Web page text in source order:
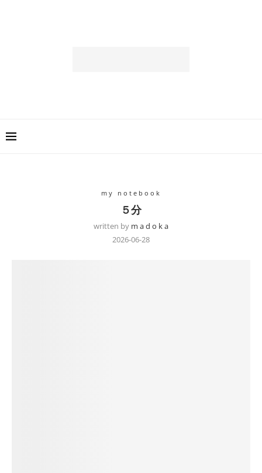
my notebook
５分
written by m a d o k a
2026-06-28